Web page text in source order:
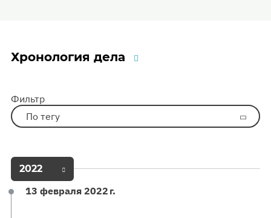
Хронология дела
Фильтр
По тегу
2022
13 февраля 2022 г.